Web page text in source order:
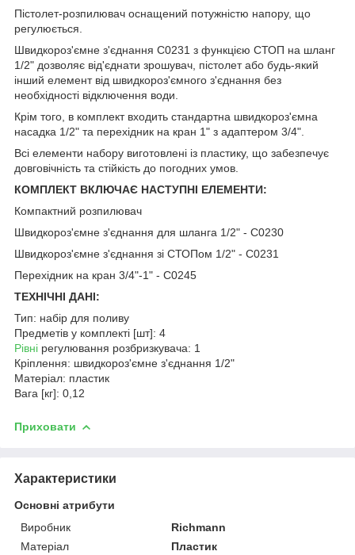
Пістолет-розпилювач оснащений потужністю напору, що
регулюється.
Швидкороз'ємне з'єднання C0231 з функцією СТОП на шланг
1/2" дозволяє від'єднати зрошувач, пістолет або будь-який
інший елемент від швидкороз'ємного з'єднання без
необхідності відключення води.
Крім того, в комплект входить стандартна швидкороз'ємна
насадка 1/2" та перехідник на кран 1" з адаптером 3/4".
Всі елементи набору виготовлені із пластику, що забезпечує
довговічність та стійкість до погодних умов.
КОМПЛЕКТ ВКЛЮЧАЄ НАСТУПНІ ЕЛЕМЕНТИ:
Компактний розпилювач
Швидкороз'ємне з'єднання для шланга 1/2" - C0230
Швидкороз'ємне з'єднання зі СТОПом 1/2" - C0231
Перехідник на кран 3/4"-1" - C0245
ТЕХНІЧНІ ДАНІ:
Тип: набір для поливу
Предметів у комплекті [шт]: 4
Рівні регулювання розбризкувача: 1
Кріплення: швидкороз'ємне з'єднання 1/2"
Матеріал: пластик
Вага [кг]: 0,12
Приховати
Характеристики
Основні атрибути
Виробник
Richmann
Матеріал
Пластик